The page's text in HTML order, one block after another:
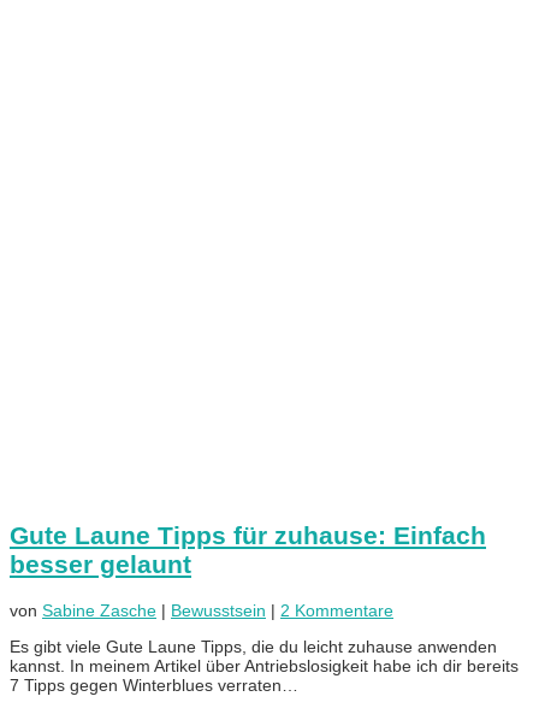
Gute Laune Tipps für zuhause: Einfach
besser gelaunt
von Sabine Zasche | Bewusstsein | 2 Kommentare
Es gibt viele Gute Laune Tipps, die du leicht zuhause anwenden
kannst. In meinem Artikel über Antriebslosigkeit habe ich dir bereits
7 Tipps gegen Winterblues verraten…